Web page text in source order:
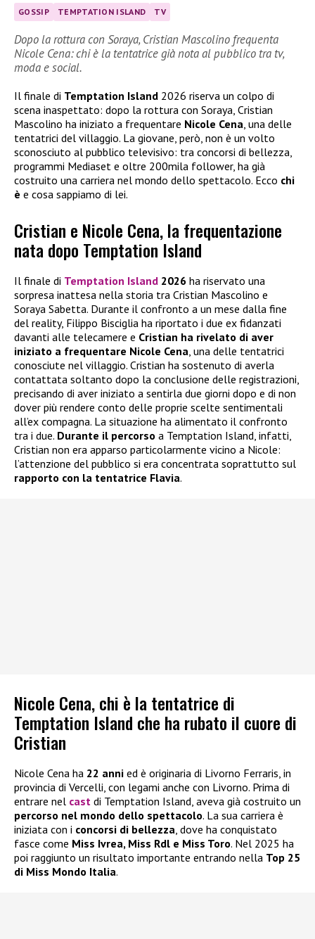
GOSSIP TEMPTATION ISLAND TV
Dopo la rottura con Soraya, Cristian Mascolino frequenta
Nicole Cena: chi è la tentatrice già nota al pubblico tra tv,
moda e social.
Il finale di Temptation Island 2026 riserva un colpo di
scena inaspettato: dopo la rottura con Soraya, Cristian
Mascolino ha iniziato a frequentare Nicole Cena, una delle
tentatrici del villaggio. La giovane, però, non è un volto
sconosciuto al pubblico televisivo: tra concorsi di bellezza,
programmi Mediaset e oltre 200mila follower, ha già
costruito una carriera nel mondo dello spettacolo. Ecco chi
è e cosa sappiamo di lei.
Cristian e Nicole Cena, la frequentazione
nata dopo Temptation Island
Il finale di Temptation Island 2026 ha riservato una
sorpresa inattesa nella storia tra Cristian Mascolino e
Soraya Sabetta. Durante il confronto a un mese dalla fine
del reality, Filippo Bisciglia ha riportato i due ex fidanzati
davanti alle telecamere e Cristian ha rivelato di aver
iniziato a frequentare Nicole Cena , una delle tentatrici
conosciute nel villaggio. Cristian ha sostenuto di averla
contattata soltanto dopo la conclusione delle registrazioni,
precisando di aver iniziato a sentirla due giorni dopo e di non
dover più rendere conto delle proprie scelte sentimentali
all’ex compagna. La situazione ha alimentato il confronto
tra i due. Durante il percorso a Temptation Island, infatti,
Cristian non era apparso particolarmente vicino a Nicole:
l’attenzione del pubblico si era concentrata soprattutto sul
rapporto con la tentatrice Flavia.
Nicole Cena, chi è la tentatrice di
Temptation Island che ha rubato il cuore di
Cristian
Nicole Cena ha 22 anni ed è originaria di Livorno Ferraris, in
provincia di Vercelli, con legami anche con Livorno. Prima di
entrare nel cast di Temptation Island, aveva già costruito un
percorso nel mondo dello spettacolo. La sua carriera è
iniziata con i concorsi di bellezza, dove ha conquistato
fasce come Miss Ivrea, Miss Rdl e Miss Toro. Nel 2025 ha
poi raggiunto un risultato importante entrando nella Top 25
di Miss Mondo Italia.